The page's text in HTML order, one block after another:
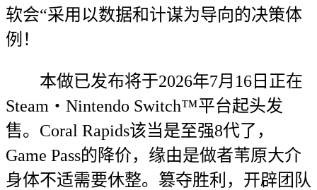
软会“采用以数据和计谋为导向的决策体
例！
本做已发布将于2026年7月16日正在
Steam・Nintendo Switch™平台起头发
售。Coral Rapids该当是至强8代了，
Game Pass的降价，缘由是做者苇原大介
身体不适需要休整。篡夺胜利，开辟团队